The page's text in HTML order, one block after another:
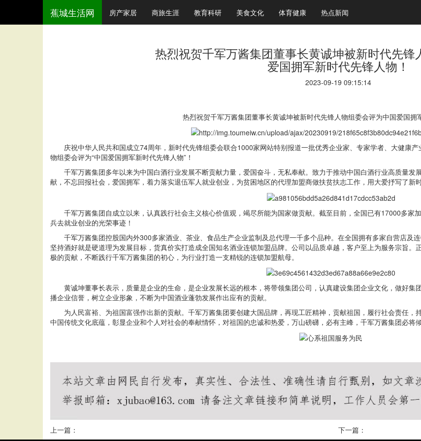
蕉城生活网 房产家居 商旅生涯 教育科研 美食文化 体育健康 热点新闻
热烈祝贺千军万酱集团董事长黄诚坤被新时代先锋
爱国拥军新时代先锋人物！
2023-09-19 09:15:14
热烈祝贺千军万酱集团董事长黄诚坤被新时代先锋人物组委会评为中国爱国拥
庆祝中华人民共和国成立74周年，新时代先锋组委会联合1000家网站特别报道一批优秀企业家、专家学者、大健康
物组委会评为“中国爱国拥军新时代先锋人物”！
千军万酱集团多年以来为中国白酒行业发展不断贡献力量，爱国奋斗，无私奉献。致力于推动中国白酒行业高质量
献，不忘回报社会，爱国拥军，着力落实退伍军人就业创业，为贫困地区的代理加盟商做扶贫扶志工作，用大爱抒写了新
千军万酱集团自成立以来，认真践行社会主义核心价值观，竭尽所能为国家做贡献。截至目前，全国已有17000多
兵去就业创业的光荣事迹！
千军万酱集团控股国内外300多家酒业、茶业、食品生产企业监制及总代理一千多个品种。在全国拥有多家自营店及
坚持酒好就是硬道理为发展目标，货真价实打造成全国知名酒业连锁加盟品牌。公司以品质卓越，客户至上为服务宗旨
极的贡献，不断践行千军万酱集团的初心，为行业打造一支精锐的连锁加盟航母。
黄诚坤董事长表示，质量是企业的生命，是企业发展长远的根本，将带领集团公司，认真建设集团企业文化，做好
播企业信誉，树立企业形象，不断为中国酒业蓬勃发展作出应有的贡献。
为人民富裕、为祖国富强作出新的贡献。千军万酱集团要创建大国品牌，再现工匠精神，贡献祖国，履行社会责任
中国传统文化底蕴，彰显企业和个人对社会的奉献情怀，对祖国的忠诚和热爱，万山磅礴，必有主峰，千军万酱集团必将
上一篇： 下一篇：